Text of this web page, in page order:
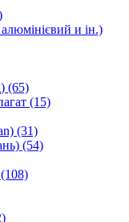
и ін.)
(65)
(15)
(31)
(54)
(108)